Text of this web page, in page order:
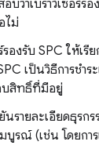
บว่าเบราว์เซอร์ร
ไม่
รองรับ SPC ให้เ
เป็นวิธีการชำ
บสิทธิ์ที่มีอยู่
นรายละเอียดธุรก
บูรณ์ (เช่น โดยกา